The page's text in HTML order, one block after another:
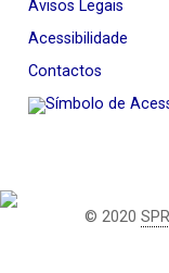
Avisos Legais
Acessibilidade
Contactos
© 2020